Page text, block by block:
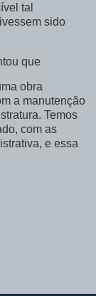
tal
sido
que
obra
a manutenção
Temos
com as
e essa